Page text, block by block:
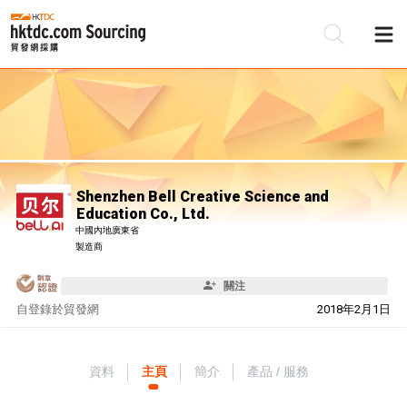
Shenzhen Bell Creative Science and
Education Co., Ltd.
中國內地廣東省
製造商
關注
自 2018年2月1日
登錄於貿發網
資料 主頁 簡介 產品 / 服務